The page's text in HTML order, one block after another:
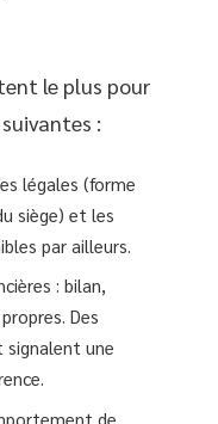
le plus pour
:
légales (forme
siège) et les
par ailleurs.
: bilan,
Des
signalent une
de